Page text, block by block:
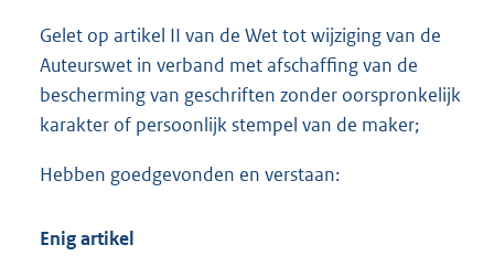
Gelet op artikel II van de Wet tot wijziging van de
Auteurswet in verband met afschaffing van de
bescherming van geschriften zonder oorspronkelijk
karakter of persoonlijk stempel van de maker;
Hebben goedgevonden en verstaan:
Enig artikel